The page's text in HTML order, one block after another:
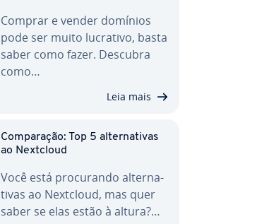
Comprar e vender domínios
pode ser muito lucrativo, basta
saber como fazer. Descubra
como…
Leia mais
Com­pa­ra­ção: Top 5 al­ter­na­ti­vas
ao Nextcloud
Você está pro­cu­rando al­ter­na­
ti­vas ao Nextcloud, mas quer
saber se elas estão à altura?…